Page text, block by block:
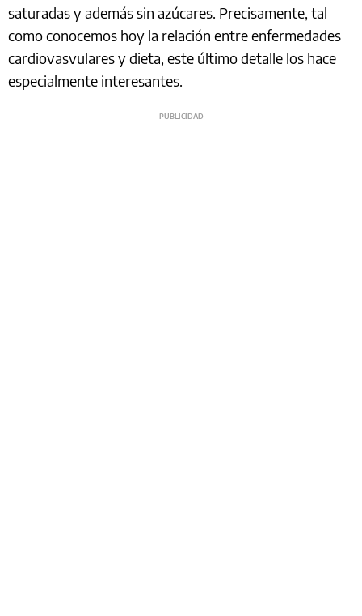
saturadas y además sin azúcares. Precisamente, tal
como conocemos hoy la relación entre enfermedades
cardiovasvulares y dieta, este último detalle los hace
especialmente interesantes.